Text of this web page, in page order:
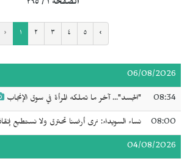
الصفحة ١ / ٢٩٥
‹ ١ ٢ ٣ ٤ ٥ ›
06/08/2026
08:34 "الجسد"... آخر ما تملكه المرأة في سوق الإنجاب
08:00 نساء السويداء: نرى أرضنا تحترق ولا نستطيع
04/08/2026